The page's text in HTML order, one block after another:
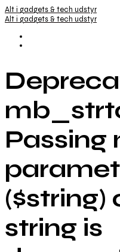
Alt i gadgets & tech udstyr
Alt i gadgets & tech udstyr
Passing
($string)
string is